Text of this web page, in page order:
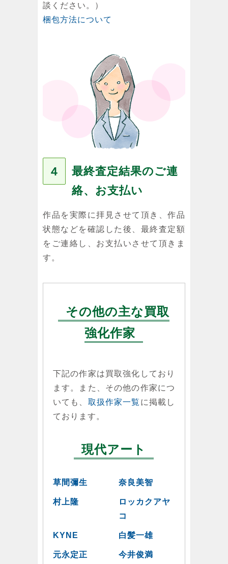
談ください。）
梱包方法について
４
最終査定結果のご連
絡、お支払い
作品を実際に拝見させて頂き、作品
状態などを確認した後、最終査定額
をご連絡し、お支払いさせて頂きま
す。
その他の主な買取
強化作家
下記の作家は買取強化しており
ます。また、その他の作家につ
いても、 取扱作家一覧 に掲載し
ております。
現代アート
草間彌生 奈良美智
村上隆
ロッカクアヤ
コ
KYNE 白髪一雄
元永定正 今井俊満